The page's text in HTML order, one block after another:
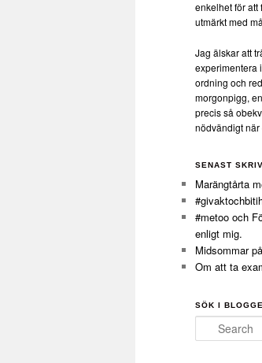
enkelhet för att
utmärkt med
Jag älskar att
experimentera
ordning och
morgonpigg,
precis så
nödvändigt när
SENAST
Marängtårta
#metoo och
enligt mig.
Midsommar
Om att ta
SÖK I
Search